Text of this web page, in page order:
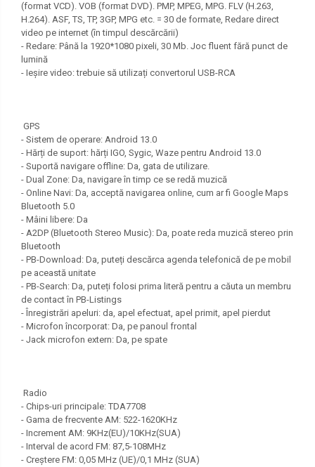
(format VCD). VOB (format DVD). PMP, MPEG, MPG. FLV (H.263,
H.264). ASF, TS, TP, 3GP, MPG etc. = 30 de formate, Redare direct
video pe internet (în timpul descărcării)
- Redare: Până la 1920*1080 pixeli, 30 Mb. Joc fluent fără punct de
lumină
- Ieșire video: trebuie să utilizați convertorul USB-RCA
GPS
- Sistem de operare: Android 13.0
- Hărți de suport: hărți IGO, Sygic, Waze pentru Android 13.0
- Suportă navigare offline: Da, gata de utilizare.
- Dual Zone: Da, navigare în timp ce se redă muzică
- Online Navi: Da, acceptă navigarea online, cum ar fi Google Maps
Bluetooth 5.0
- Mâini libere: Da
- A2DP (Bluetooth Stereo Music): Da, poate reda muzică stereo prin
Bluetooth
- PB-Download: Da, puteți descărca agenda telefonică de pe mobil
pe această unitate
- PB-Search: Da, puteți folosi prima literă pentru a căuta un membru
de contact în PB-Listings
- Înregistrări apeluri: da, apel efectuat, apel primit, apel pierdut
- Microfon încorporat: Da, pe panoul frontal
- Jack microfon extern: Da, pe spate
Radio
- Chips-uri principale: TDA7708
- Gama de frecvente AM: 522-1620KHz
- Increment AM: 9KHz(EU)/10KHz(SUA)
- Interval de acord FM: 87,5-108MHz
- Creștere FM: 0,05 MHz (UE)/0,1 MHz (SUA)